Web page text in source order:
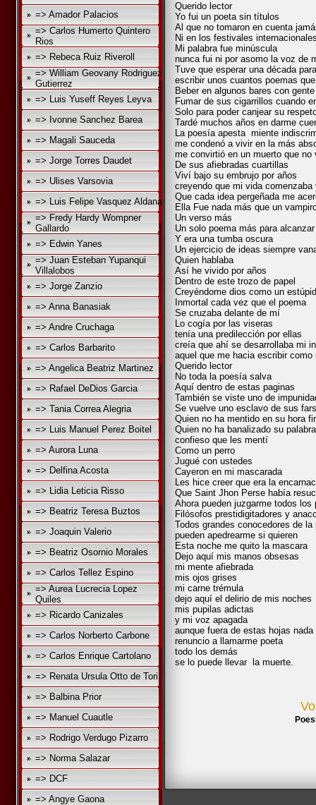
=> Amador Palacios
=> Carlos Humerto Quintero
Rios
=> Rebeca Ruiz Riveroll
=> William Geovany Rodriguez
Gutierrez
=> Luis Yuseff Reyes Leyva
=> Ivonne Sanchez Barea
=> Magali Sauceda
=> Jorge Torres Daudet
=> Ulises Varsovia
=> Luis Felipe Vasquez Aldana
=> Fredy Hardy Wompner
Gallardo
=> Edwin Yanes
=> Juan Esteban Yupanqui
Villalobos
=> Jorge Zanzio
=> Anna Banasiak
=> Andre Cruchaga
=> Carlos Barbarito
=> Angelica Beatriz Martinez
=> Rafael DeDios Garcia
=> Tania Correa Alegria
=> Luis Manuel Perez Boitel
=> Aurora Luna
=> Delfina Acosta
=> Lidia Leticia Risso
=> Beatriz Teresa Buztos
=> Joaquin Valerio
=> Beatriz Osornio Morales
=> Carlos Tellez Espino
=> Aurea Lucrecia Lopez
Quiles
=> Ricardo Canizales
=> Carlos Norberto Carbone
=> Carlos Enrique Cartolano
=> Renata Ursula Otto de Tori
=> Balbina Prior
=> Manuel Cuautle
=> Rodrigo Verdugo Pizarro
=> Norma Salazar
=> DCF
=> Angye Gaona
Querido lector
Yo fui un poeta sin títulos
Al que no tomaron en cuenta
Ni en los festivales
Mi palabra fue minúscula
nunca fui ni por asomo la voz de
Tuve que esperar una década
escribir unos cuantos poemas
Beber en algunos bares con
Fumar de sus cigarrillos cuando
Solo para poder canjear su
Tardé muchos años en darme
La poesía apesta miente
me condenó a vivir en la más
me convirtió en un muerto que no
De sus afiebradas cuartillas
Viví bajo su embrujo por años
creyendo que mi vida
Que cada idea pergeñada me
Ella Fue nada más que un
Un verso más
Un solo poema más para
Y era una tumba oscura
Un ejercicio de ideas siempre
Quien hablaba
Así he vivido por años
Dentro de este trozo de papel
Creyéndome dios como un
Inmortal cada vez que el poema
Se cruzaba delante de mí
Lo cogía por las viseras
tenía una predilección por ellas
creía que ahí se desarrollaba mi
aquel que me hacia escribir como
Querido lector
No toda la poesía salva
Aquí dentro de estas paginas
También se viste uno de
Se vuelve uno esclavo de sus
Quien no ha mentido en su hora
Quien no ha banalizado su palabra
confieso que les mentí
Como un perro
Jugué con ustedes
Cayeron en mi mascarada
Les hice creer que era la
Que Saint Jhon Perse había
Ahora pueden juzgarme todos los
Filósofos prestidigitadores y
Todos grandes conocedores de la
pueden apedrearme si quieren
Esta noche me quito la mascara
Dejo aquí mis manos obsesas
mi mente afiebrada
mis ojos grises
mi carne trémula
dejo aquí el delirio de mis noches
mis pupilas adictas
y mi voz apagada
aunque fuera de estas hojas
renuncio a llamarme poeta
todo los demás
se lo puede llevar la muerte.